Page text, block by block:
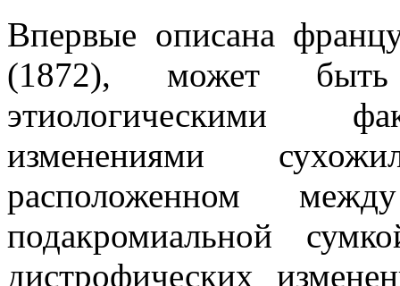
Впервые описана
(1872), может быть
этиологическими
изменениями
расположенном
подакромиальной
дистрофических